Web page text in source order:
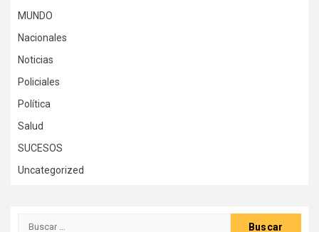
MUNDO
Nacionales
Noticias
Policiales
Política
Salud
SUCESOS
Uncategorized
Buscar: